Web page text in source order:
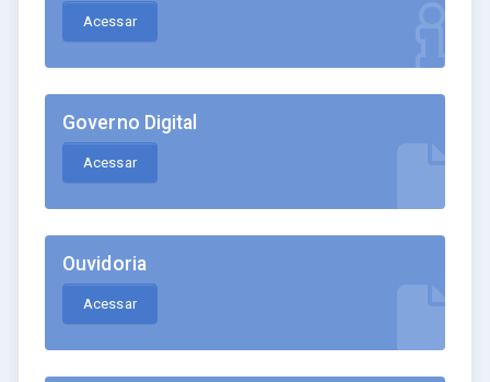
Acessar
Governo Digital
Acessar
Ouvidoria
Acessar